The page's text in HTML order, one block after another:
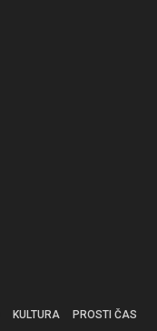
KULTURA PROSTI ČAS